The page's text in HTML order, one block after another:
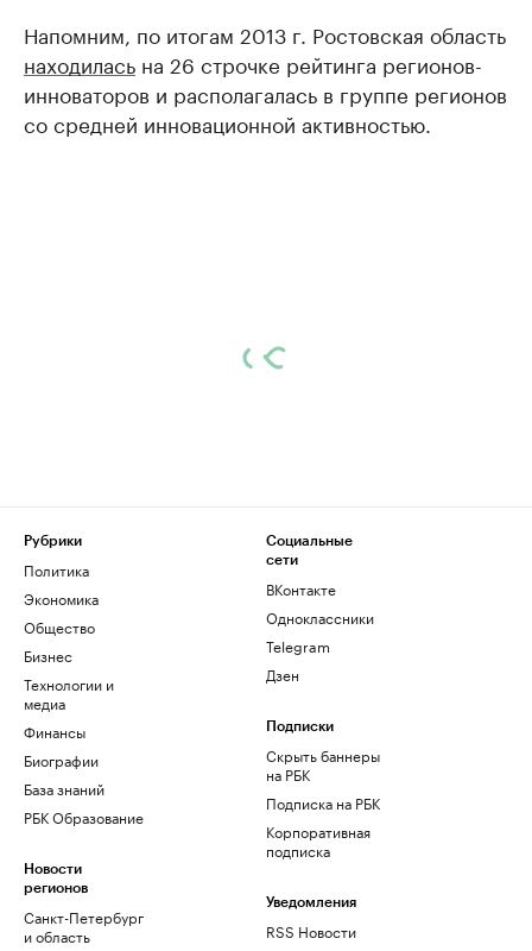
Напомним, по итогам 2013 г. Ростовская область
находилась на 26 строчке рейтинга регионов-
инноваторов и располагалась в группе регионов
со средней инновационной активностью.
Рубрики
Политика
Экономика
Общество
Бизнес
Технологии и
медиа
Финансы
Биографии
База знаний
РБК Образование
Новости
регионов
Санкт-Петербург
и область
Социальные
сети
ВКонтакте
Одноклассники
Telegram
Дзен
Подписки
Скрыть баннеры
на РБК
Подписка на РБК
Корпоративная
подписка
Уведомления
RSS Новости